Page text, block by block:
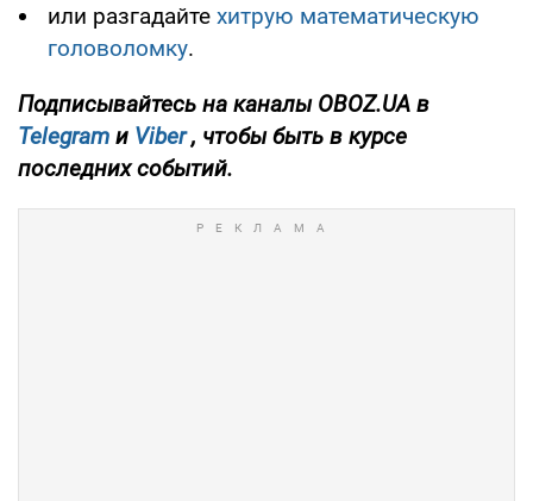
или разгадайте хитрую математическую
головоломку.
Подписывайтесь на каналы OBOZ.UA в
Telegram и Viber , чтобы быть в курсе
последних событий.